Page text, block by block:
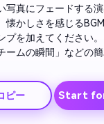
写真にフェードする
懐かしさを感じる
プを加えてください
ームの瞬間」などの
顔をクロースアップ
ピー
Start